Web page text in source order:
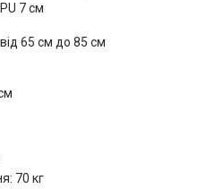
7 см
65 см до 85 см
70 кг